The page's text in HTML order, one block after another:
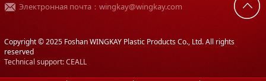
Электронная почта：wingkay@wingkay.com
Copyright © 2025 Foshan WINGKAY Plastic Products Co., Ltd. All rights
reserved
Technical support: CEALL